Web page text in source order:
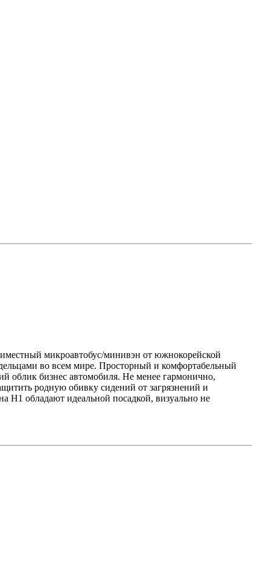
микроавтобус/минивэн от южнокорейской
во всем мире. Просторный и комфортабельный
облик бизнес автомобиля. Не менее гармонично,
родную обивку сидений от загрязнений и
Н1 обладают идеальной посадкой, визуально не